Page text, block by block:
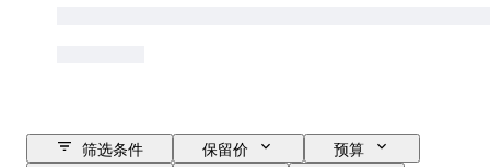
筛选条件 保留价
预算